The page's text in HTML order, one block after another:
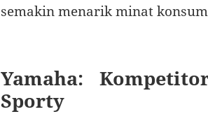
semakin menarik minat
Yamaha:
Sporty